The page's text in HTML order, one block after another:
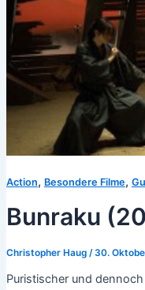
Action, Besondere Filme,
Bunraku
Christopher Haug /30.
Puristischer und